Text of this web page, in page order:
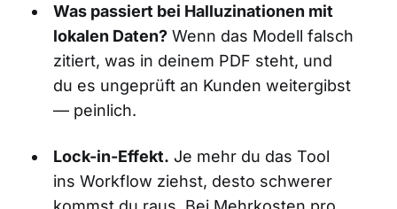
Was passiert bei Halluzinationen mit
lokalen Daten?Wenn das Modell falsch
zitiert, was in deinem PDF steht, und
du es ungeprüft an Kunden weitergibst
— peinlich.
Lock-in-Effekt. Je mehr du das Tool
ins Workflow ziehst, desto schwerer